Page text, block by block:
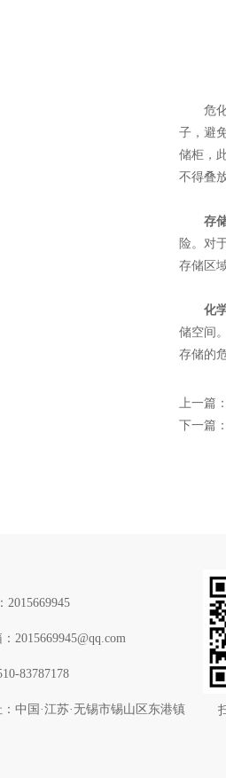
危化
子，避
储柜，
不得叠
存
险。对
存储区
化
储空间
存储的
上一篇
下一篇
2015669945
2015669945@qq.com
83787178
中国·江苏·无锡市锡山区东港镇